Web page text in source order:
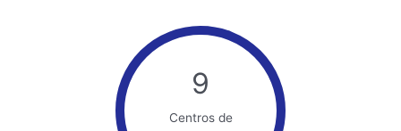
9
Centros de